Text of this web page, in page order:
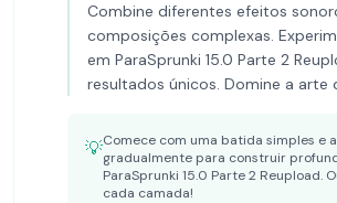
Combine diferentes efeitos
composições complexas.
em ParaSprunki 15.0 Parte 2
resultados únicos. Domine a arte
💡Comece com uma batida simples e
gradualmente para construir
ParaSprunki 15.0 Parte 2 Reupload.
cada camada!